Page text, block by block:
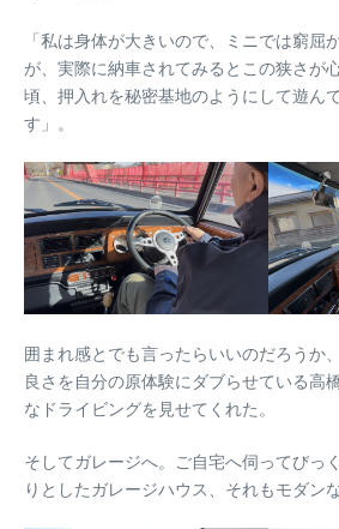
「私は身体が大きいので、ミニでは窮屈
が、実際に納車されてみるとこの狭さが
頃、押入れを秘密基地のようにして遊ん
す」。
囲まれ感とでも言ったらいいのだろうか
良さを自分の原体験にダブらせている高
なドライビングを見せてくれた。
そしてガレージへ。ご自宅へ伺ってびっ
りとしたガレージハウス、それもモダン